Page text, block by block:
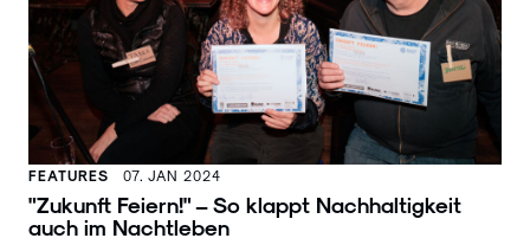
FEATURES 07. JAN 2024
"Zukunft Feiern!" – So klappt Nachhaltigkeit
auch im Nachtleben